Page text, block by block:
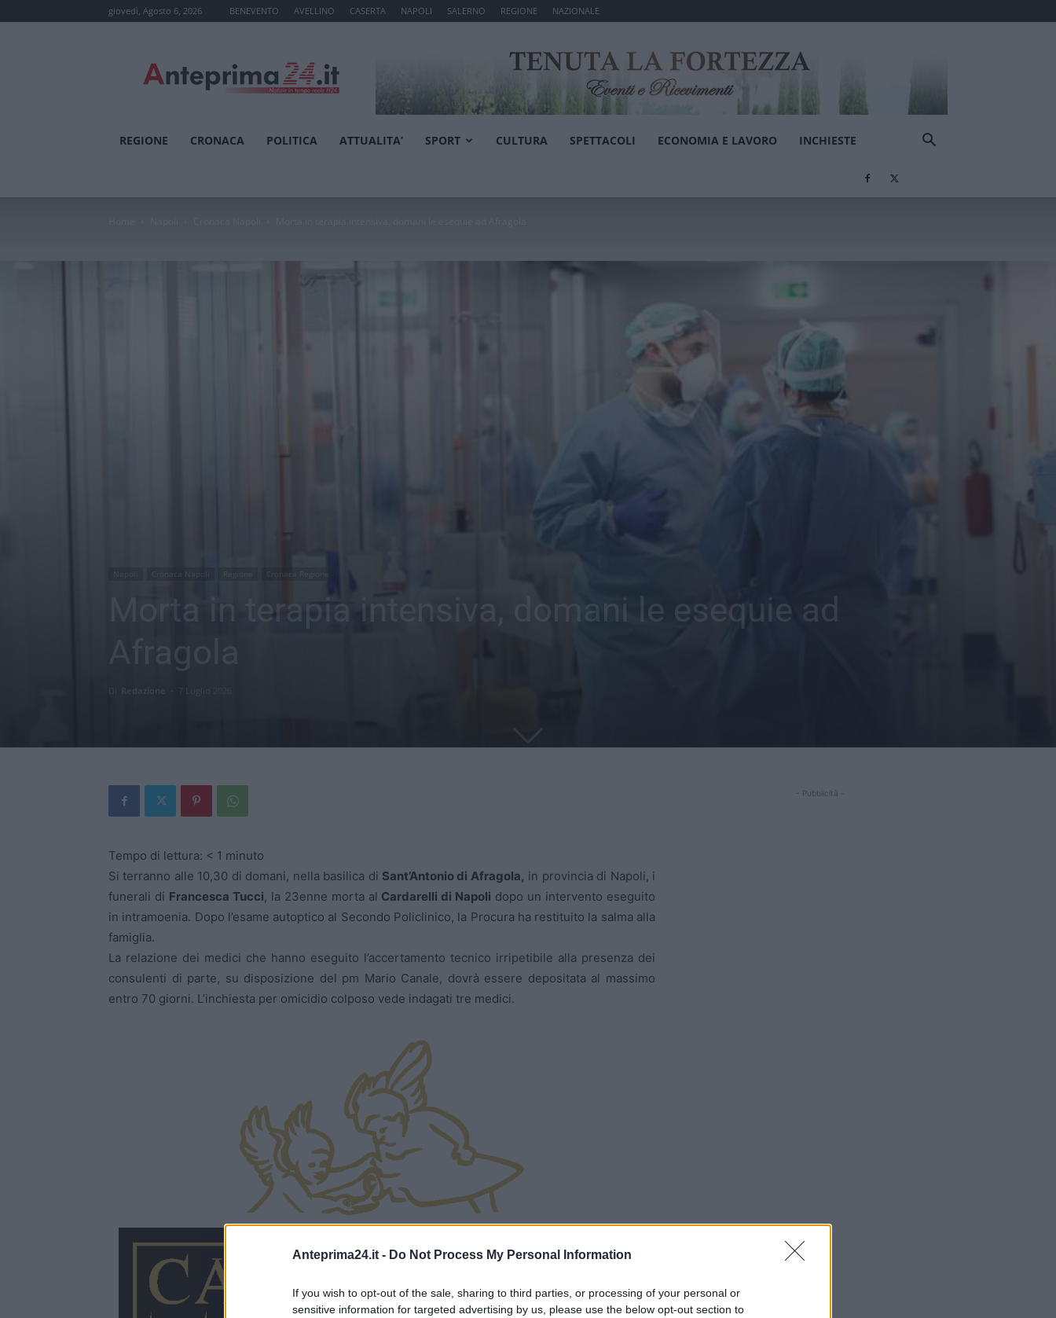
Anteprima24.it - Do Not Process My Personal Information
If you wish to opt-out of the sale, sharing to third parties, or processing of your personal or
sensitive information for targeted advertising by us, please use the below opt-out section to
giovedì, Agosto 6, 2026 BENEVENTO AVELLINO CASERTA NAPOLI SALERNO REGIONE NAZIONALE
REGIONE CRONACA POLITICA ATTUALITA’ SPORT CULTURA SPETTACOLI ECONOMIA E LAVORO INCHIESTE
Cronaca Regione
Morta in terapia intensiva, domani le esequie ad
Tempo di lettura: < 1 minuto
Si terranno alle 10,30 di domani, nella basilica di Sant’Antonio di Afragola, in provincia di Napoli, i
funerali di Francesca Tucci, la 23enne morta al Cardarelli di Napoli dopo un intervento eseguito
in intramoenia. Dopo l’esame autoptico al Secondo Policlinico, la Procura ha restituito la salma alla
famiglia.
La relazione dei medici che hanno eseguito l’accertamento tecnico irripetibile alla presenza dei
consulenti di parte, su disposizione del pm Mario Canale, dovrà essere depositata al massimo
entro 70 giorni. L’inchiesta per omicidio colposo vede indagati tre medici.
- Pubblicità -